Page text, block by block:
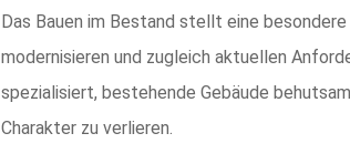
Das Bauen im Bestand stellt eine
modernisieren und zugleich aktuellen
spezialisiert, bestehende Gebäude
Charakter zu verlieren.